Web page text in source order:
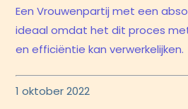
Een Vrouwenpartij met een
ideaal omdat het dit proces
en efficiëntie kan verwerkelijken.
1 oktober 2022